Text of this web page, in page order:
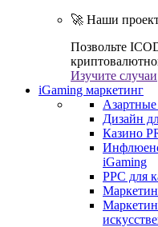
🚀 Наши
Позвольте
Изучите случаи
iGaming маркетинг
Дизайн
Казино
iGaming
PPC для